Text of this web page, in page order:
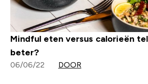
Mindful eten versus calorieën
beter?
06/06/22 DOOR